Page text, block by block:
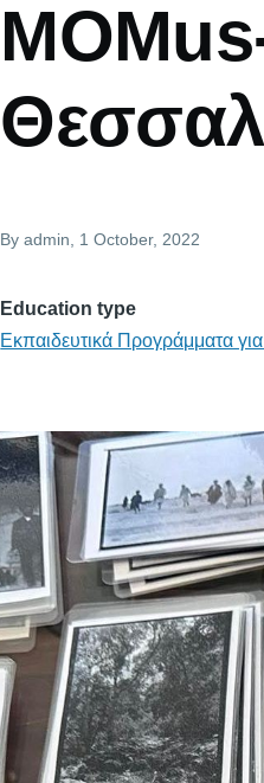
Byadmin , 1 October, 2022
Education type
Εκπαιδευτικά Προγράμματα